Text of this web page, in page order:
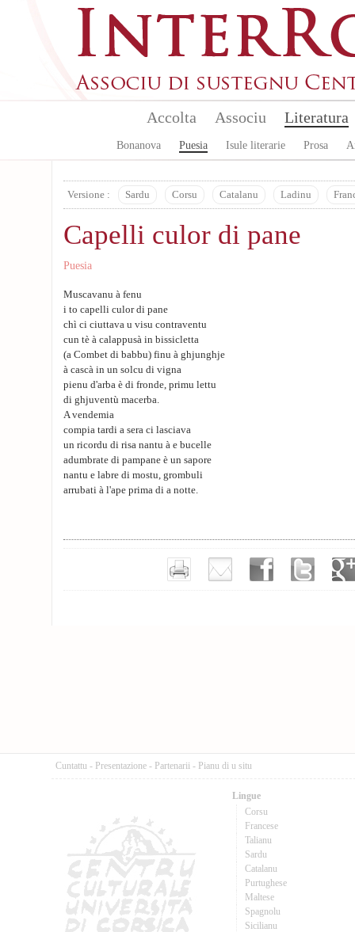
Accolta Associu Literatura
Bonanova Puesia Isule literarie Prosa
Versione : Sardu Corsu Catalanu Ladinu
Capelli culor di pane
Puesia
Muscavanu à fenu
i to capelli culor di pane
chì ci ciuttava u visu contraventu
cun tè à calappusà in bissicletta
(a Combet di babbu) finu à ghjunghje
à cascà in un solcu di vigna
pienu d'arba è di fronde, primu lettu
di ghjuventù macerba.
A vendemia
compia tardi a sera ci lasciava
un ricordu di risa nantu à e bucelle
adumbrate di pampane è un sapore
nantu e labre di mostu, grombuli
arrubati à l'ape prima di a notte.
Cuntattu - Presentazione - Partenarii - Pianu di u situ
Lingue
Corsu
Francese
Talianu
Sardu
Catalanu
Purtughese
Maltese
Spagnolu
Sicilianu